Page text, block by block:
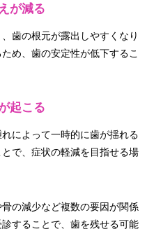
が減る
歯の根元が露出しやすくなり
め、歯の安定性が低下するこ
起こる
によって一時的に歯が揺れる
で、症状の軽減を目指せる場
の減少など複数の要因が関係
することで、歯を残せる可能